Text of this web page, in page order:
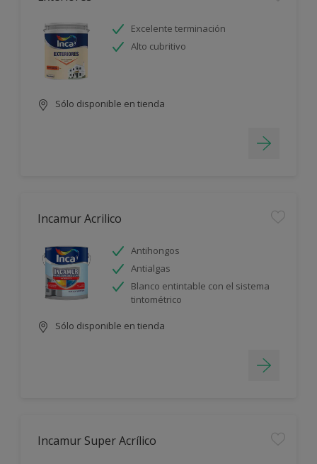
Excelente terminación
Alto cubritivo
Sólo disponible en tienda
Incamur Acrilico
Antihongos
Antialgas
Blanco entintable con el sistema
tintométrico
Sólo disponible en tienda
Incamur Super Acrílico